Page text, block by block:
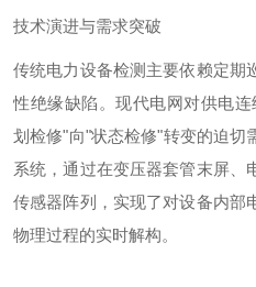
技术演进与需求突破
传统电力设备检测主要依赖定期
性绝缘缺陷。现代电网对供电
划检修"向"状态检修"转变的迫切
系统，通过在变压器套管末屏、
传感器阵列，实现了对设备内部
物理过程的实时解构。